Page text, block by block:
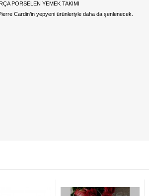
PORSELEN YEMEK TAKIMI
Cardin’in yepyeni ürünleriyle daha da şenlenecek.